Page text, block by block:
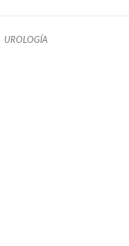
UROLOGÍA